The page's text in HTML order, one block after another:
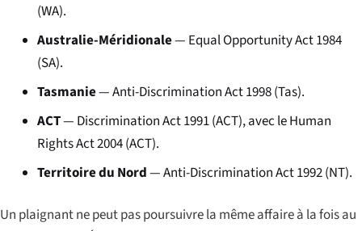
(WA).
Australie-Méridionale— Equal Opportunity Act 1984
(SA).
Tasmanie— Anti-Discrimination Act 1998 (Tas).
ACT— Discrimination Act 1991 (ACT), avec le Human
Rights Act 2004 (ACT).
Territoire du Nord— Anti-Discrimination Act 1992 (NT).
Un plaignant ne peut pas poursuivre la même affaire à la fois au